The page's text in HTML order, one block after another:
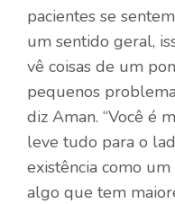
pacientes se
um sentido geral,
vê coisas de um
pequenos
diz Aman. “Você é
leve tudo para o
existência como
algo que tem